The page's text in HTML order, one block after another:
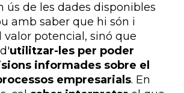
ús de les dades disponibles
amb saber que hi són i
valor potencial, sinó que
utilitzar-les per poder
informades sobre el
empresarials. En